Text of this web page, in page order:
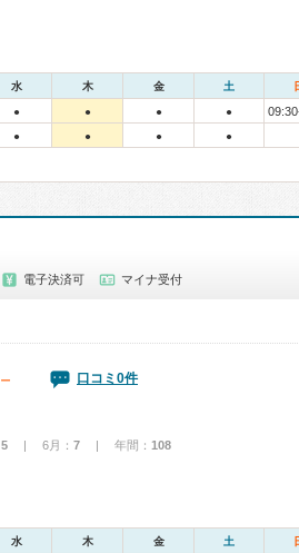
水 木 金 土
● ● ● ●
● ● ● ●
電子決済可 マイナ受付
－ 口コミ0件
5 | 6月： 7 | 年間： 108
水 木 金 土